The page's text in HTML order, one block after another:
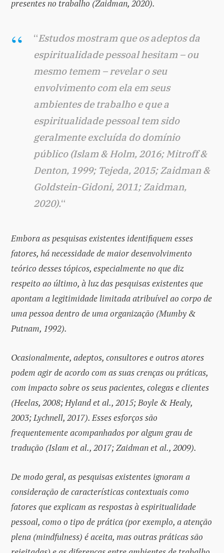
presentes no trabalho (Zaidman, 2020).
“Estudos mostram que os adeptos da
espiritualidade pessoal hesitam – ou
mesmo temem – revelar o seu
envolvimento com ela em seus
ambientes de trabalho e que a
espiritualidade pessoal tem sido
geralmente excluída do domínio
público (Islam & Holm, 2016; Mitroff &
Denton, 1999; Tejeda, 2015; Zaidman &
Goldstein-Gidoni, 2011; Zaidman,
2020).“
Embora as pesquisas existentes identifiquem esses
fatores, há necessidade de maior desenvolvimento
teórico desses tópicos, especialmente no que diz
respeito ao último, à luz das pesquisas existentes que
apontam a legitimidade limitada atribuível ao corpo de
uma pessoa dentro de uma organização (Mumby &
Putnam, 1992).
Ocasionalmente, adeptos, consultores e outros atores
podem agir de acordo com as suas crenças ou práticas,
com impacto sobre os seus pacientes, colegas e clientes
(Heelas, 2008; Hyland et al., 2015; Boyle & Healy,
2003; Lychnell, 2017). Esses esforços são
frequentemente acompanhados por algum grau de
tradução (Islam et al., 2017; Zaidman et al., 2009).
De modo geral, as pesquisas existentes ignoram a
consideração de características contextuais como
fatores que explicam as respostas à espiritualidade
pessoal, como o tipo de prática (por exemplo, a atenção
plena (mindfulness) é aceita, mas outras práticas são